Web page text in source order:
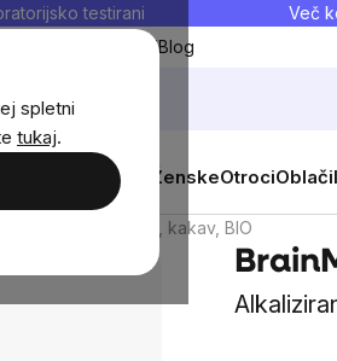
spletni
tukaj.
testirani Več
Moji priljubljeniBlog
Moški ŽenskeOtroci
Pure® Cacao, kakav, BIO